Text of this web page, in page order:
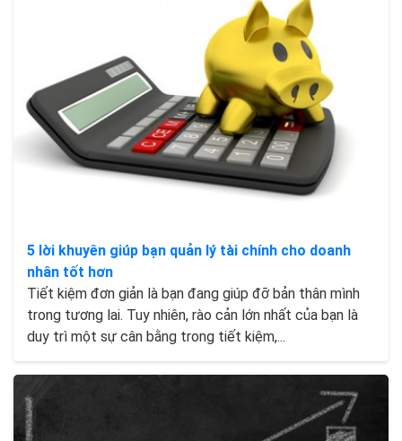
5 lời khuyên giúp bạn quản lý tài chính cho doanh
nhân tốt hơn
Tiết kiệm đơn giản là bạn đang giúp đỡ bản thân mình
trong tương lai. Tuy nhiên, rào cản lớn nhất của bạn là
duy trì một sự cân bằng trong tiết kiệm,...